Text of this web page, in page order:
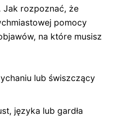
Jak rozpoznać, że
pomocy
na które musisz
lub świszczący
języka lub gardła